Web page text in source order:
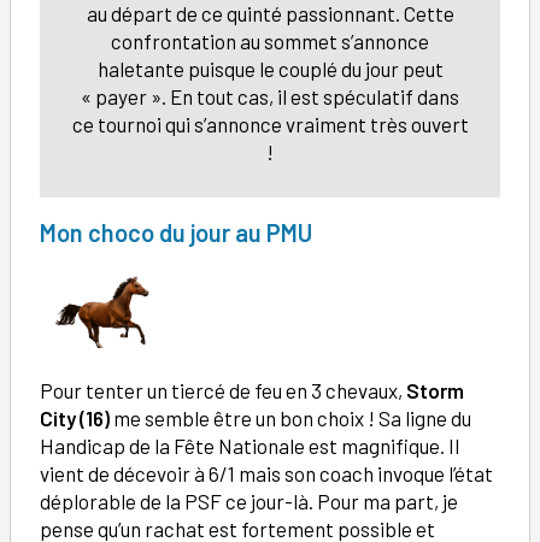
au départ de ce quinté passionnant. Cette
confrontation au sommet s’annonce
haletante puisque le couplé du jour peut
« payer ». En tout cas, il est spéculatif dans
ce tournoi qui s’annonce vraiment très ouvert
!
Mon choco du jour au PMU
Pour tenter un tiercé de feu en 3 chevaux, Storm
City (16) me semble être un bon choix ! Sa ligne du
Handicap de la Fête Nationale est magnifique. Il
vient de décevoir à 6/1 mais son coach invoque l’état
déplorable de la PSF ce jour-là. Pour ma part, je
pense qu’un rachat est fortement possible et